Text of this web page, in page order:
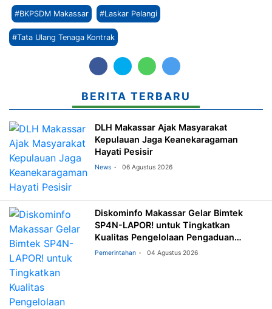
#BKPSDM Makassar #Laskar Pelangi
#Tata Ulang Tenaga Kontrak
BERITA TERBARU
DLH Makassar Ajak Masyarakat
Kepulauan Jaga Keanekaragaman
Hayati Pesisir
News 06 Agustus 2026
Diskominfo Makassar Gelar Bimtek
SP4N-LAPOR! untuk Tingkatkan
Kualitas Pengelolaan Pengaduan
Masyarakat
Pemerintahan 04 Agustus 2026